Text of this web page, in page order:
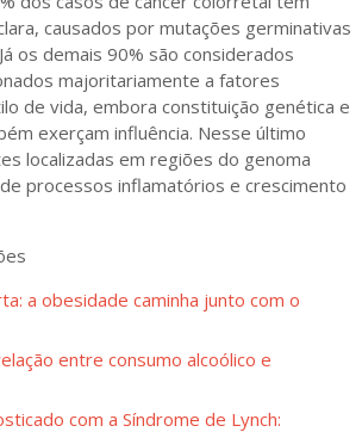
causados por mutações germinativas
os demais 90% são considerados
majoritariamente a fatores
de vida, embora constituição genética e
exerçam influência. Nesse último
localizadas em regiões do genoma
processos inflamatórios e crescimento
a obesidade caminha junto com o
entre consumo alcoólico e
com a Síndrome de Lynch: